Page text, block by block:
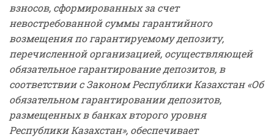
взносов, сформированных за счет
невостребованной суммы гарантийного
возмещения по гарантируемому депозиту,
перечисленной организацией, осуществляющей
обязательное гарантирование депозитов, в
соответствии с Законом Республики Казахстан «Об
обязательном гарантировании депозитов,
размещенных в банках второго уровня
Республики Казахстан», обеспечивает